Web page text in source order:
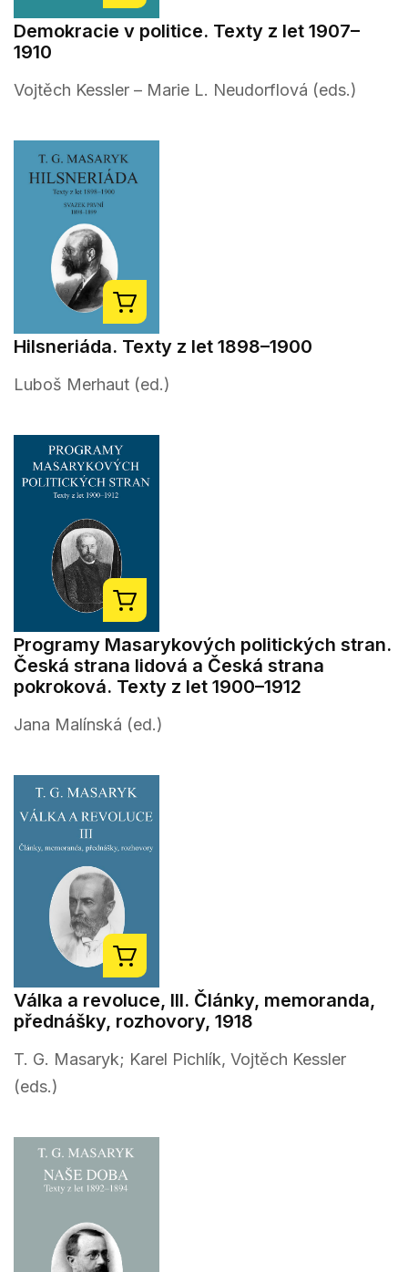
Demokracie v politice. Texty z let 1907–
1910
Vojtěch Kessler – Marie L. Neudorflová (eds.)
Hilsneriáda. Texty z let 1898–1900
Luboš Merhaut (ed.)
Programy Masarykových politických stran.
Česká strana lidová a Česká strana
pokroková. Texty z let 1900–1912
Jana Malínská (ed.)
Válka a revoluce, III. Články, memoranda,
přednášky, rozhovory, 1918
T. G. Masaryk; Karel Pichlík, Vojtěch Kessler
(eds.)